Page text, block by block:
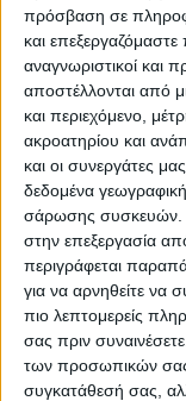
πρόσβαση σε
και
αναγνωριστικοί και
αποστέλλονται από
και περιεχόμενο,
ακροατηρίου και
και οι συνεργάτες
δεδομένα
σάρωσης συσκευών.
στην επεξεργασία
περιγράφεται
για να αρνηθείτε να
πιο λεπτομερείς
σας πριν συναινέσετε.
των προσωπικών σας
συγκατάθεσή σας,
σύγχρονης
αφού
(που όμως πλέον
τα φρένα. Εν
πιστεύουμε πως
βαθύτερα το